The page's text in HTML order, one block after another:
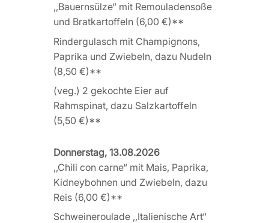
,,Bauernsülze“ mit Remouladensoße
und Bratkartoffeln (6,00 €)**
Rindergulasch mit Champignons,
Paprika und Zwiebeln, dazu Nudeln
(8,50 €)**
(veg.) 2 gekochte Eier auf
Rahmspinat, dazu Salzkartoffeln
(5,50 €)**
Donnerstag, 13.08.2026
,,Chili con carne“ mit Mais, Paprika,
Kidneybohnen und Zwiebeln, dazu
Reis (6,00 €)**
Schweineroulade ,,Italienische Art“